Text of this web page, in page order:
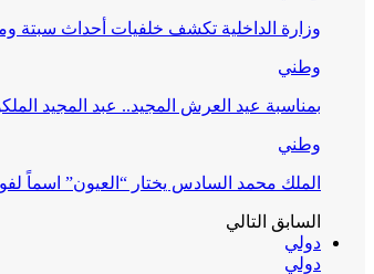
وزارة الداخلية تكشف خلفيات أحداث سبتة
وطني
بمناسبة عيد العرش المجيد.. عبد المجيد
وطني
الملك محمد السادس يختار “العيون” اسماً
السابق التالي
دولي
دولي